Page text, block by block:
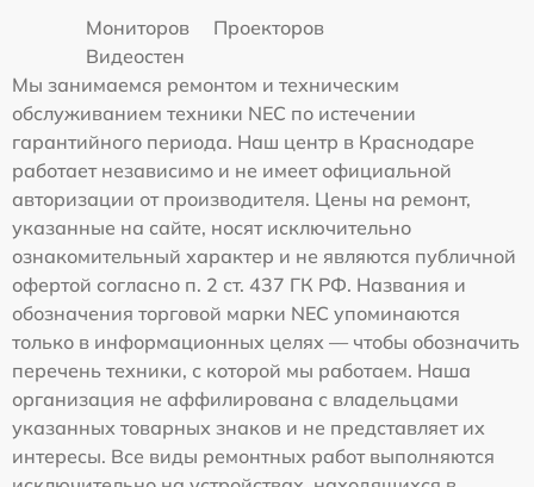
Мониторов
Проекторов
Видеостен
Мы занимаемся ремонтом и техническим
обслуживанием техники NEC по истечении
гарантийного периода. Наш центр в Краснодаре
работает независимо и не имеет официальной
авторизации от производителя. Цены на ремонт,
указанные на сайте, носят исключительно
ознакомительный характер и не являются публичной
офертой согласно п. 2 ст. 437 ГК РФ. Названия и
обозначения торговой марки NEC упоминаются
только в информационных целях — чтобы обозначить
перечень техники, с которой мы работаем. Наша
организация не аффилирована с владельцами
указанных товарных знаков и не представляет их
интересы. Все виды ремонтных работ выполняются